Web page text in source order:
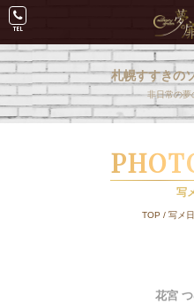
札幌すすきの
非日常の夢
写
TOP /写メ
花宮